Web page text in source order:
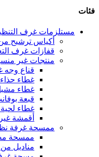
فئات
مستلزمات غرف
أكياس ترشيح من
قفازات غرف
منتجات غير
قناع وجه
غطاء
غطاء
قبعة
غطاء
أقمشة
ممسحة غرفة
ممسحة
مناديل من